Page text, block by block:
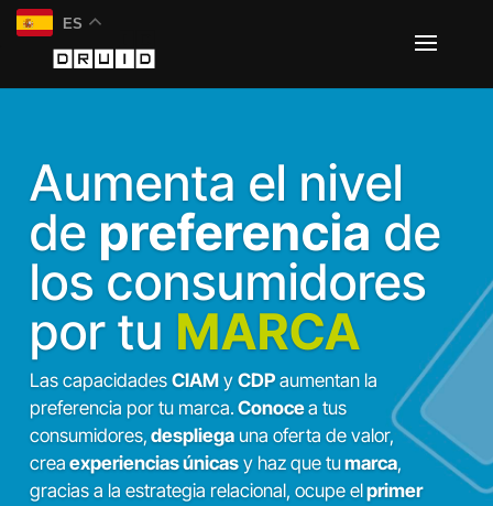
Aumenta el nivel
de preferencia de
los consumidores
por tu MARCA
Las capacidades CIAM y CDP aumentan la
preferencia por tu marca. Conocea tus
consumidores, despliega una oferta de valor,
crea experiencias únicas y haz que tumarca,
gracias a la estrategia relacional, ocupe elprimer
ES